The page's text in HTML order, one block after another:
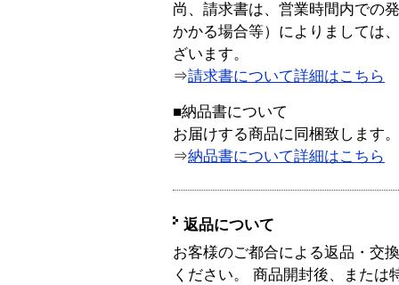
尚、請求書は、営業時間内での
かかる場合等）によりましては
ざいます。
⇒請求書について詳細はこちら
■納品書について
お届けする商品に同梱致します。
⇒納品書について詳細はこちら
返品について
お客様のご都合による返品・交
ください。 商品開封後、または